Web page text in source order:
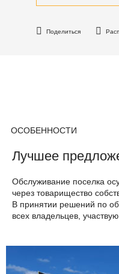
Поделиться
ОСОБЕННОСТИ
Лучшее
Обслуживание поселка
через товарищество
В принятии решений по
всех владельцев,